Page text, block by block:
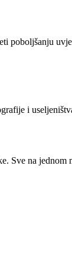
i
Sve na jednom